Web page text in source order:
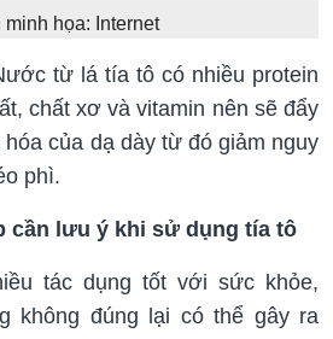
minh họa: Internet
từ lá tía tô có nhiều protein
chất xơ và vitamin nên sẽ đẩy
của dạ dày từ đó giảm nguy
phì.
cần lưu ý khi sử dụng tía tô
tác dụng tốt với sức khỏe,
không đúng lại có thể gây ra